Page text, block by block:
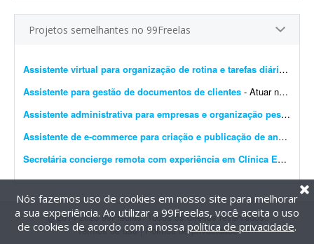
Projetos semelhantes no 99Freelas
Assistente virtual para organização de rotina e tarefas diárias
Assistente para gestão de documentos de clientes - Atuar no acompanhamento e gestão de documentos enviados por clientes do escritório, garantindo organização, padronização e controle eficiente dos arquivos:...
Assistente administrativa para empresas e organização pessoal
Assistente de e-commerce para criação e publicação de anúncios (1 semana)
Secretária concierge remota com experiência em Clínica Experts
@2014-2026 99Freelas. Todos os direitos reservados.
Termos de uso| Política de privacidade
Nós fazemos uso de cookies em nosso site para melhorar
a sua experiência. Ao utilizar a 99Freelas, você aceita o uso
de cookies de acordo com a nossa política de privacidade.